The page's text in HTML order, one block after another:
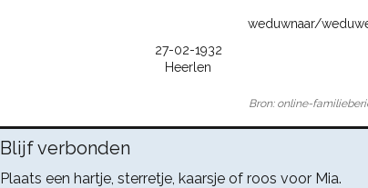
weduwnaar/
27-02-1932
Heerlen
Bron: online-
Blijf verbonden
Plaats een hartje, sterretje, kaarsje of roos voor Mia.